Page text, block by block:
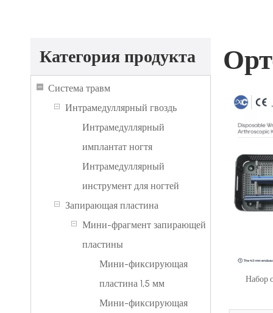
Категория продукта
Система травм
Интрамедуллярный гвоздь
Интрамедуллярный
имплантат ногтя
Интрамедуллярный
инструмент для ногтей
Запирающая пластина
Мини-фрагмент запирающей
пластины
Мини-фиксирующая
пластина 1,5 мм
Мини-фиксирующая
Набор